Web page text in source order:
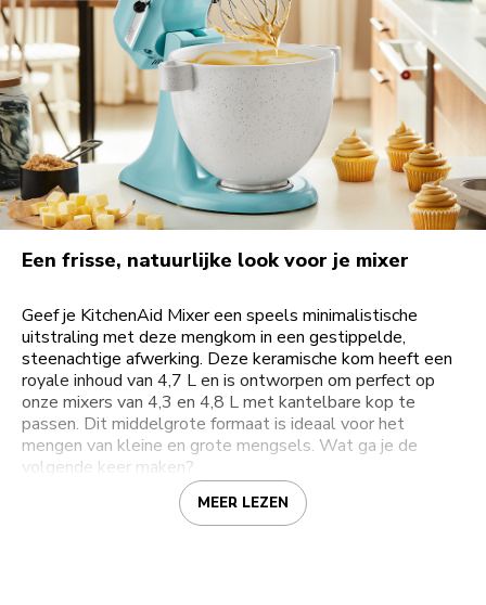
Een frisse, natuurlijke look voor je mixer
Geef je KitchenAid Mixer een speels minimalistische
uitstraling met deze mengkom in een gestippelde,
steenachtige afwerking. Deze keramische kom heeft een
royale inhoud van 4,7 L en is ontworpen om perfect op
onze mixers van 4,3 en 4,8 L met kantelbare kop te
passen. Dit middelgrote formaat is ideaal voor het
mengen van kleine en grote mengsels. Wat ga je de
volgende keer maken?
MEER LEZEN